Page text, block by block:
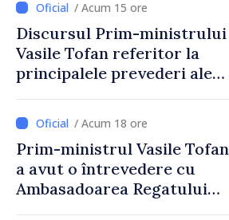
taxare mai echitabilă
/ Acum 15 ore
Discursul Prim-ministrului
Vasile Tofan referitor la
principalele prevederi ale
2027
/ Acum 18 ore
Prim-ministrul Vasile Tofan
a avut o întrevedere cu
Ambasadoarea Regatului